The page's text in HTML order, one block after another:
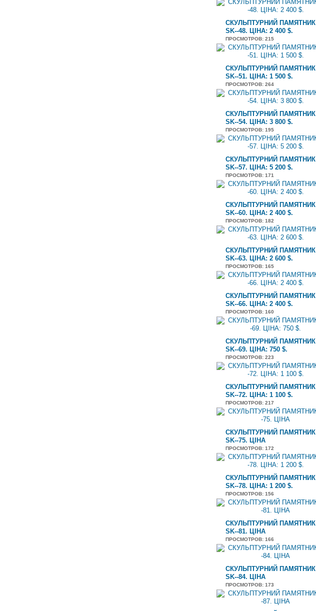
СКУЛЬПТУРНИЙ ПАМЯТНИК
SK--48. ЦІНА: 2 400 $.
ПРОСМОТРОВ: 215
СКУЛЬПТУРНИЙ ПАМЯТНИК
SK--51. ЦІНА: 1 500 $.
ПРОСМОТРОВ: 264
СКУЛЬПТУРНИЙ ПАМЯТНИК
SK--54. ЦІНА: 3 800 $.
ПРОСМОТРОВ: 195
СКУЛЬПТУРНИЙ ПАМЯТНИК
SK--57. ЦІНА: 5 200 $.
ПРОСМОТРОВ: 171
СКУЛЬПТУРНИЙ ПАМЯТНИК
SK--60. ЦІНА: 2 400 $.
ПРОСМОТРОВ: 182
СКУЛЬПТУРНИЙ ПАМЯТНИК
SK--63. ЦІНА: 2 600 $.
ПРОСМОТРОВ: 165
СКУЛЬПТУРНИЙ ПАМЯТНИК
SK--66. ЦІНА: 2 400 $.
ПРОСМОТРОВ: 160
СКУЛЬПТУРНИЙ ПАМЯТНИК
SK--69. ЦІНА: 750 $.
ПРОСМОТРОВ: 223
СКУЛЬПТУРНИЙ ПАМЯТНИК
SK--72. ЦІНА: 1 100 $.
ПРОСМОТРОВ: 217
СКУЛЬПТУРНИЙ ПАМЯТНИК
SK--75. ЦІНА
ПРОСМОТРОВ: 172
СКУЛЬПТУРНИЙ ПАМЯТНИК
SK--78. ЦІНА: 1 200 $.
ПРОСМОТРОВ: 156
СКУЛЬПТУРНИЙ ПАМЯТНИК
SK--81. ЦІНА
ПРОСМОТРОВ: 166
СКУЛЬПТУРНИЙ ПАМЯТНИК
SK--84. ЦІНА
ПРОСМОТРОВ: 173